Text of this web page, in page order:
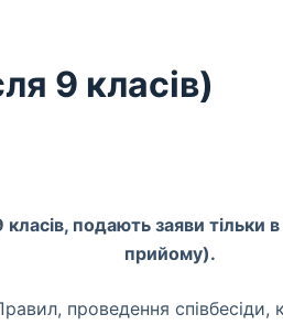
9 класів)
подають заяви тільки
прийому).
проведення